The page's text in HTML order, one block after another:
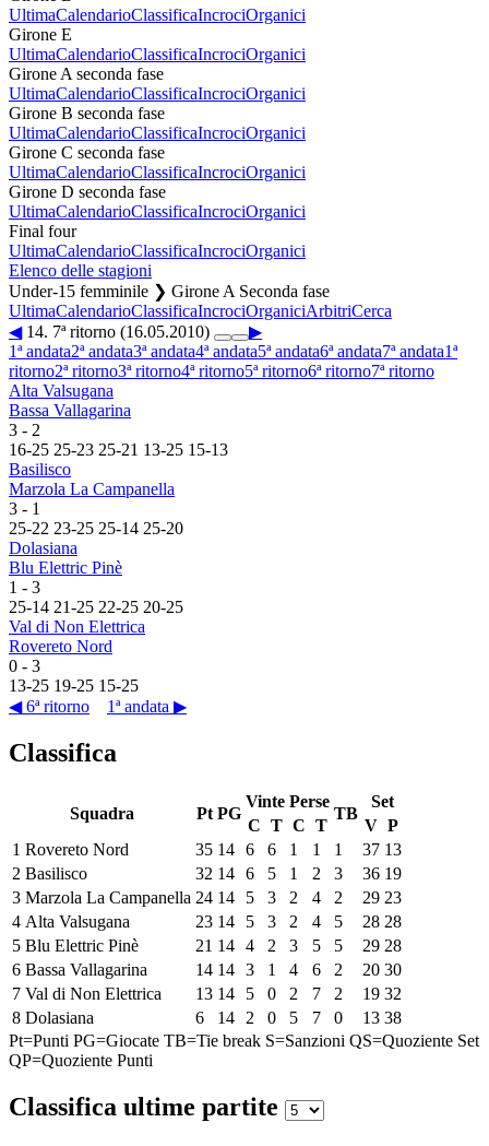
UltimaCalendarioClassificaIncrociOrganici
Girone E
UltimaCalendarioClassificaIncrociOrganici
Girone A seconda fase
UltimaCalendarioClassificaIncrociOrganici
Girone B seconda fase
UltimaCalendarioClassificaIncrociOrganici
Girone C seconda fase
UltimaCalendarioClassificaIncrociOrganici
Girone D seconda fase
UltimaCalendarioClassificaIncrociOrganici
Final four
UltimaCalendarioClassificaIncrociOrganici
Elenco delle stagioni
Under-15 femminile ❯ Girone A Seconda fase
UltimaCalendarioClassificaIncrociOrganiciArbitriCerca
◀14. 7ª ritorno (16.05.2010)
▶
1ª andata2ª andata3ª andata4ª andata5ª andata6ª andata7ª andata1ª
ritorno2ª ritorno3ª ritorno4ª ritorno5ª ritorno6ª ritorno7ª ritorno
Alta Valsugana
Bassa Vallagarina
3 - 2
16-25 25-23 25-21 13-25 15-13
Basilisco
Marzola La Campanella
3 - 1
25-22 23-25 25-14 25-20
Dolasiana
Blu Elettric Pinè
1 - 3
25-14 21-25 22-25 20-25
Val di Non Elettrica
Rovereto Nord
0 - 3
13-25 19-25 15-25
◀ 6ª ritorno
1ª andata ▶
Classifica
Squadra Pt PG
Vinte Perse
TB
Set
C T C T V P
1 Rovereto Nord 35 14 6 6 1 1 1 37 13
2 Basilisco 32 14 6 5 1 2 3 36 19
3 Marzola La Campanella 24 14 5 3 2 4 2 29 23
4 Alta Valsugana 23 14 5 3 2 4 5 28 28
5 Blu Elettric Pinè 21 14 4 2 3 5 5 29 28
6 Bassa Vallagarina 14 14 3 1 4 6 2 20 30
7 Val di Non Elettrica 13 14 5 0 2 7 2 19 32
8 Dolasiana 6 14 2 0 5 7 0 13 38
Pt=Punti PG=Giocate TB=Tie break S=Sanzioni QS=Quoziente Set
QP=Quoziente Punti
Classifica ultime partite